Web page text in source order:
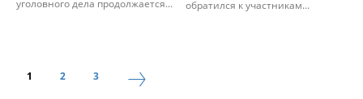
уголовного дела продолжается...
обратился к участникам...
1 2 3